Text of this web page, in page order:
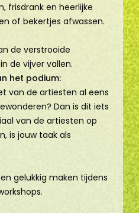
frisdrank en heerlijke
of bekertjes afwassen.
de verstrooide
de vijver vallen.
het podium:
van de artiesten al eens
Dan is dit iets
van de artiesten op
is jouw taak als
gelukkig maken tijdens